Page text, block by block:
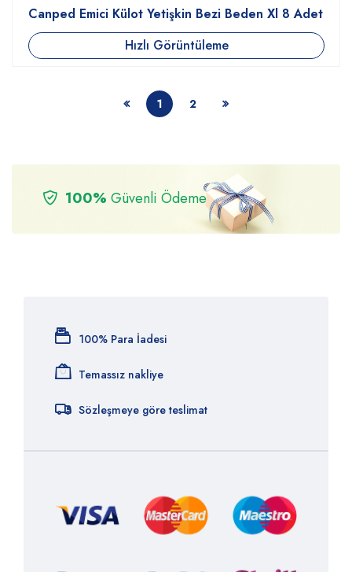
Canped Emici Külot Yetişkin Bezi Beden Xl 8 Adet
Hızlı Görüntüleme
1 2
100% Güvenli Ödeme
100% Para İadesi
Temassız nakliye
Sözleşmeye göre teslimat